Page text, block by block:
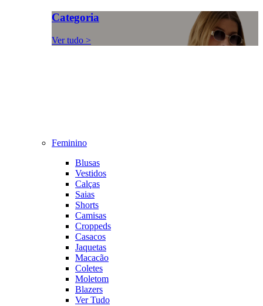
Categoria
Ver tudo >
Feminino
Blusas
Vestidos
Calças
Saias
Shorts
Camisas
Croppeds
Casacos
Jaquetas
Macacão
Coletes
Moletom
Blazers
Ver Tudo